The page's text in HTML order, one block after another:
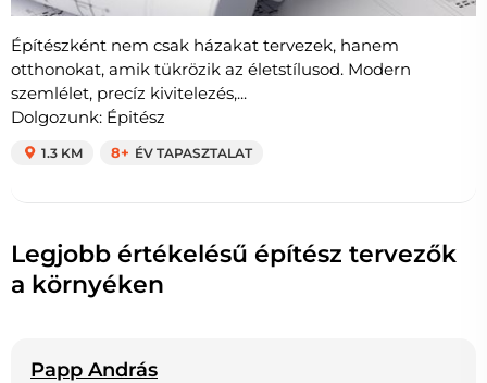
Építészként nem csak házakat tervezek, hanem
otthonokat, amik tükrözik az életstílusod. Modern
szemlélet, precíz kivitelezés,...
Dolgozunk: Épitész
1.3 KM 8+ ÉV TAPASZTALAT
Legjobb értékelésű építész tervezők
a környéken
Papp András